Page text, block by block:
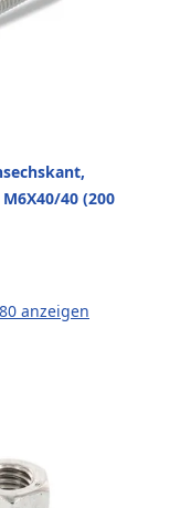
40 (200
anzeigen